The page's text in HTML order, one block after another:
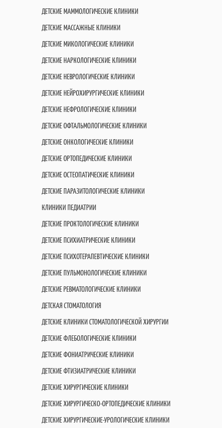
ДЕТСКИЕ МАММОЛОГИЧЕСКИЕ КЛИНИКИ
ДЕТСКИЕ МАССАЖНЫЕ КЛИНИКИ
ДЕТСКИЕ МИКОЛОГИЧЕСКИЕ КЛИНИКИ
ДЕТСКИЕ НАРКОЛОГИЧЕСКИЕ КЛИНИКИ
ДЕТСКИЕ НЕВРОЛОГИЧЕСКИЕ КЛИНИКИ
ДЕТСКИЕ НЕЙРОХИРУРГИЧЕСКИЕ КЛИНИКИ
ДЕТСКИЕ НЕФРОЛОГИЧЕСКИЕ КЛИНИКИ
ДЕТСКИЕ ОФТАЛЬМОЛОГИЧЕСКИЕ КЛИНИКИ
ДЕТСКИЕ ОНКОЛОГИЧЕСКИЕ КЛИНИКИ
ДЕТСКИЕ ОРТОПЕДИЧЕСКИЕ КЛИНИКИ
ДЕТСКИЕ ОСТЕОПАТИЧЕСКИЕ КЛИНИКИ
ДЕТСКИЕ ПАРАЗИТОЛОГИЧЕСКИЕ КЛИНИКИ
КЛИНИКИ ПЕДИАТРИИ
ДЕТСКИЕ ПРОКТОЛОГИЧЕСКИЕ КЛИНИКИ
ДЕТСКИЕ ПСИХИАТРИЧЕСКИЕ КЛИНИКИ
ДЕТСКИЕ ПСИХОТЕРАПЕВТИЧЕСКИЕ КЛИНИКИ
ДЕТСКИЕ ПУЛЬМОНОЛОГИЧЕСКИЕ КЛИНИКИ
ДЕТСКИЕ РЕВМАТОЛОГИЧЕСКИЕ КЛИНИКИ
ДЕТСКАЯ СТОМАТОЛОГИЯ
ДЕТСКИЕ КЛИНИКИ СТОМАТОЛОГИЧЕСКОЙ ХИРУРГИИ
ДЕТСКИЕ ФЛЕБОЛОГИЧЕСКИЕ КЛИНИКИ
ДЕТСКИЕ ФОНИАТРИЧЕСКИЕ КЛИНИКИ
ДЕТСКИЕ ФТИЗИАТРИЧЕСКИЕ КЛИНИКИ
ДЕТСКИЕ ХИРУРГИЧЕСКИЕ КЛИНИКИ
ДЕТСКИЕ ХИРУРГИЧЕСКО-ОРТОПЕДИЧЕСКИЕ КЛИНИКИ
ДЕТСКИЕ ХИРУРГИЧЕСКИЕ-УРОЛОГИЧЕСКИЕ КЛИНИКИ